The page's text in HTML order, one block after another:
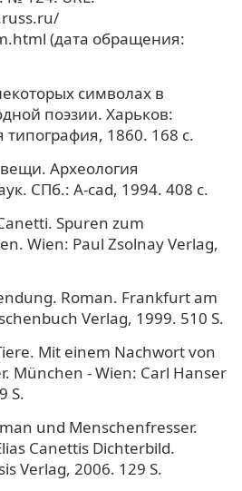
(дата обращения:
символах в
поэзии. Харьков:
типография, 1860. 168 с.
Археология
СПб.: A-cad, 1994. 408 с.
Spuren zum
Wien: Paul Zsolnay Verlag,
Roman. Frankfurt am
Verlag, 1999. 510 S.
Mit einem Nachwort von
München - Wien: Carl Hanser
S.
und Menschenfresser.
Canettis Dichterbild.
Verlag, 2006. 129 S.